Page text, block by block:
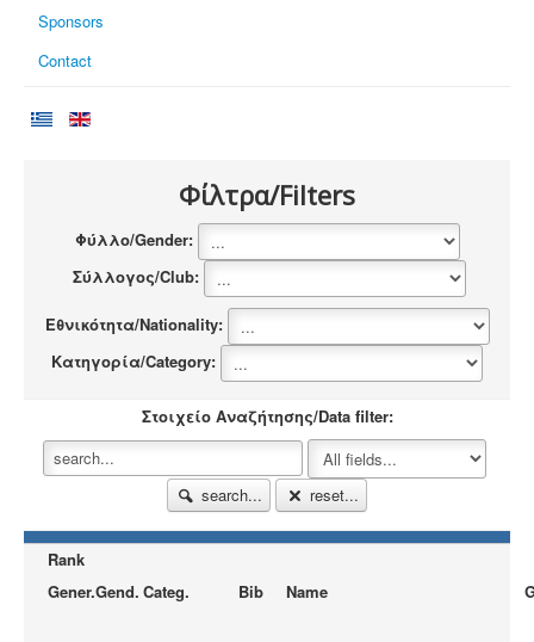
Sponsors
Contact
Φίλτρα/Filters
Φύλλο/Gender:
Σύλλογος/Club:
Εθνικότητα/Nationality:
Κατηγορία/Category:
Στοιχείο Αναζήτησης/Data filter:
search... reset...
Rank
Gener.Gend. Categ. Bib Name